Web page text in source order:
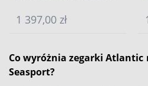
1 397,00 zł
Co wyróżnia zegarki
Seasport?